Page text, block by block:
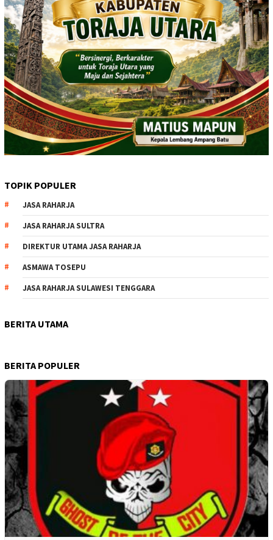
TOPIK POPULER
JASA RAHARJA
JASA RAHARJA SULTRA
DIREKTUR UTAMA JASA RAHARJA
ASMAWA TOSEPU
JASA RAHARJA SULAWESI TENGGARA
BERITA UTAMA
BERITA POPULER